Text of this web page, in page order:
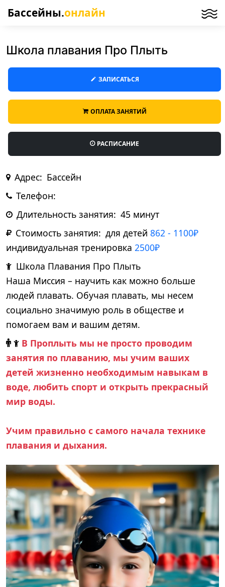
Бассейны.онлайн
Школа плавания Про Плыть
ЗАПИСАТЬСЯ
ОПЛАТА ЗАНЯТИЙ
РАСПИСАНИЕ
Адрес: Бассейн
Телефон:
Длительность занятия: 45 минут
Стоимость занятия: для детей 862 - 1100₽
индивидуальная тренировка 2500₽
Школа Плавания Про Плыть
Наша Миссия – научить как можно больше
людей плавать. Обучая плавать, мы несем
социально значимую роль в обществе и
помогаем вам и вашим детям.
В Проплыть мы не просто проводим
занятия по плаванию, мы учим ваших
детей жизненно необходимым навыкам в
воде, любить спорт и открыть прекрасный
мир воды.
Учим правильно с самого начала технике
плавания и дыхания.